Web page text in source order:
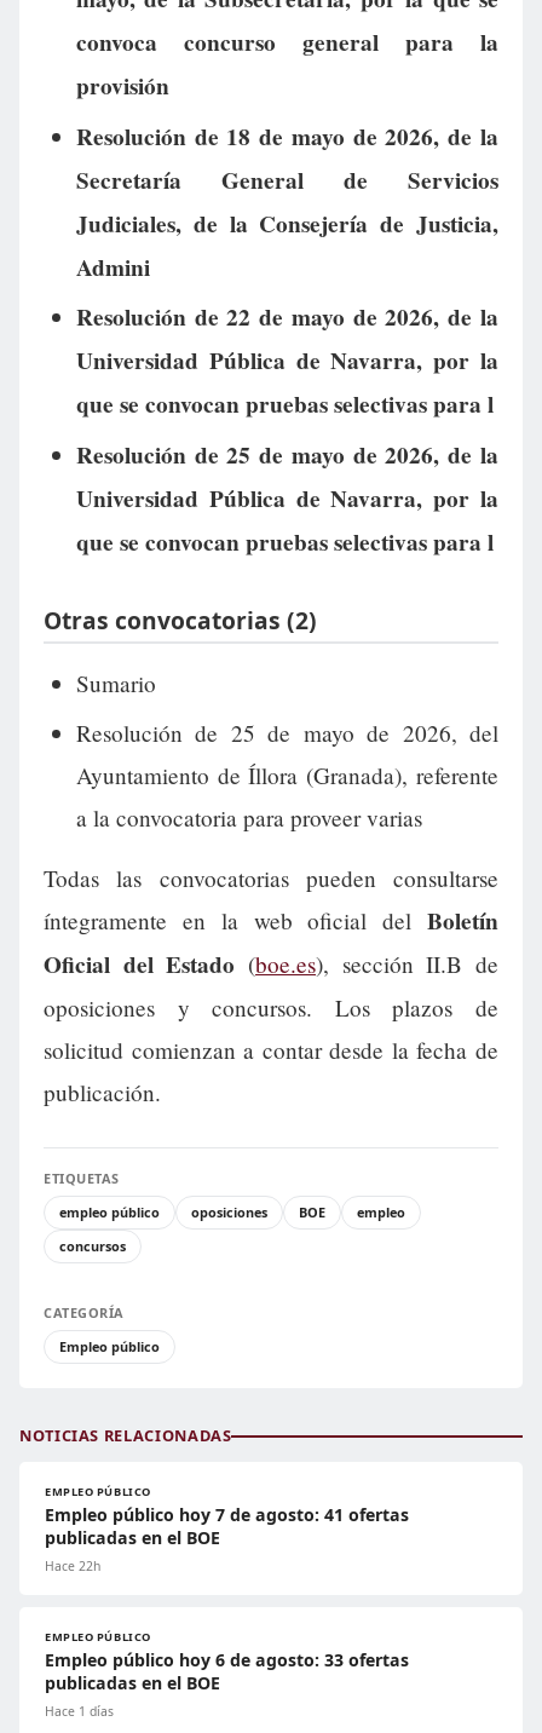
convoca concurso general para la
provisión
Resolución de 18 de mayo de 2026, de la
Secretaría General de Servicios
Judiciales, de la Consejería de Justicia,
Admini
Resolución de 22 de mayo de 2026, de la
Universidad Pública de Navarra, por la
que se convocan pruebas selectivas para l
Resolución de 25 de mayo de 2026, de la
Universidad Pública de Navarra, por la
que se convocan pruebas selectivas para l
Otras convocatorias (2)
Sumario
Resolución de 25 de mayo de 2026, del
Ayuntamiento de Íllora (Granada), referente
a la convocatoria para proveer varias
Todas las convocatorias pueden consultarse
íntegramente en la web oficial del Boletín
Oficial del Estado (boe.es), sección II.B de
oposiciones y concursos. Los plazos de
solicitud comienzan a contar desde la fecha de
publicación.
ETIQUETAS
empleo público
oposiciones BOE
empleo
concursos
CATEGORÍA
Empleo público
NOTICIAS RELACIONADAS
EMPLEO PÚBLICO
Empleo público hoy 7 de agosto: 41 ofertas
publicadas en el BOE
Hace 22h
EMPLEO PÚBLICO
Empleo público hoy 6 de agosto: 33 ofertas
publicadas en el BOE
Hace 1 días